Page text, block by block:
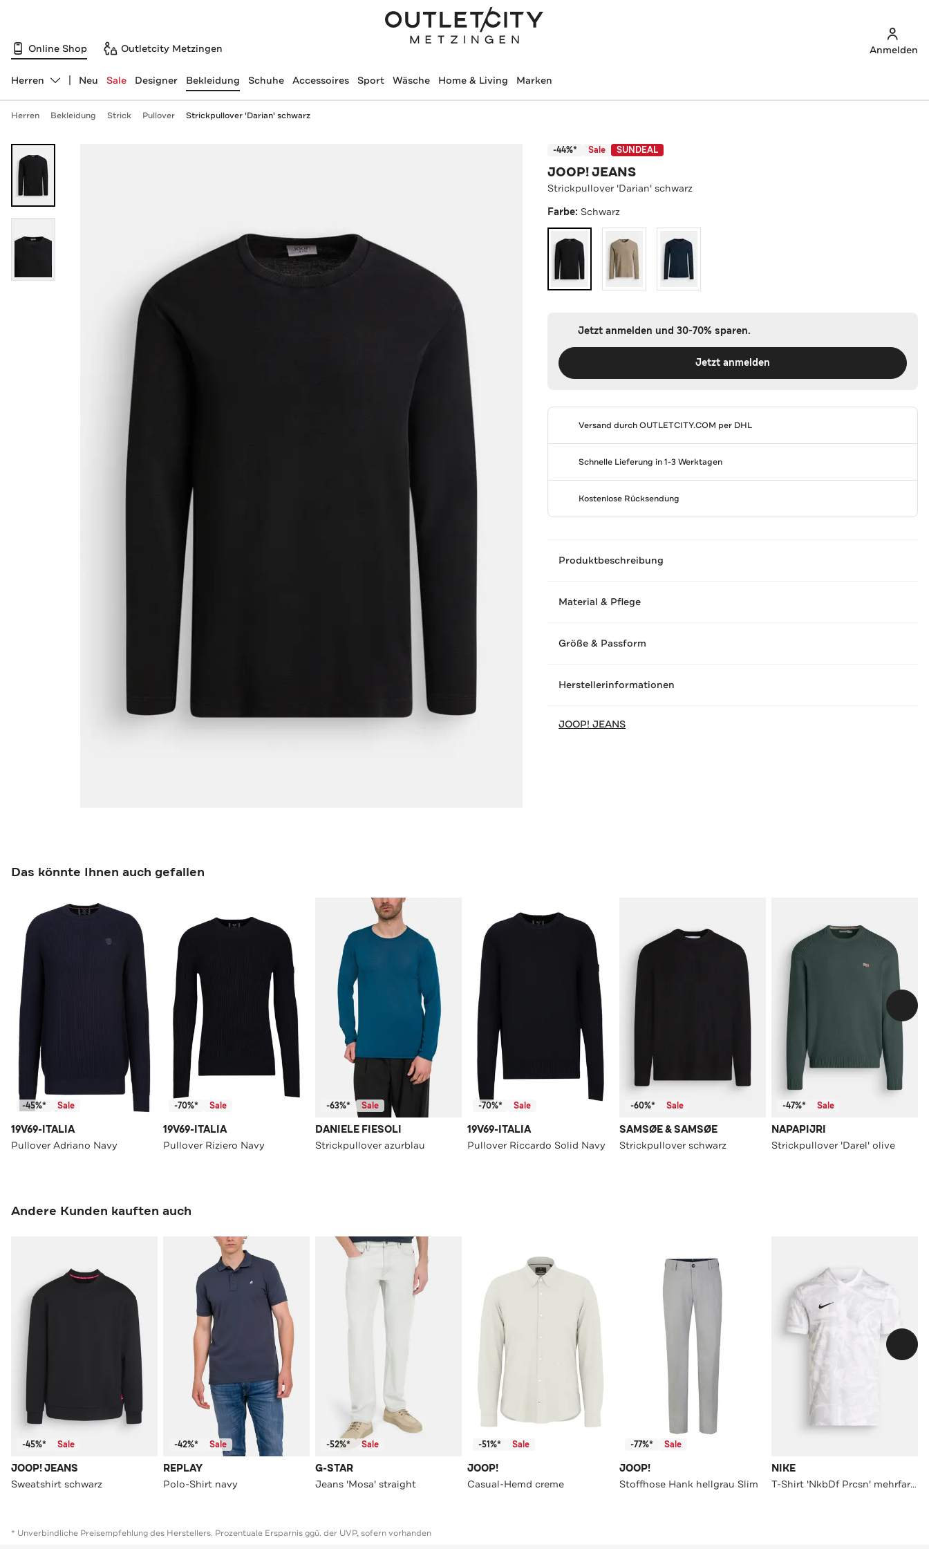
Online Shop Outletcity Metzingen Anmelden
Abteilung ändern, ausgewählt:
Herren Neu Sale Designer Bekleidung Schuhe Accessoires Sport Wäsche Home & Living Marken
Herren Bekleidung Strick Pullover Strickpullover 'Darian' schwarz
-44%* Sale SUNDEAL
JOOP! JEANS
Strickpullover 'Darian' schwarz
Farbe: Schwarz
Jetzt anmelden und 30-70% sparen.
Jetzt anmelden
Versand durchOUTLETCITY.COM per DHL
Schnelle Lieferung in 1-3 Werktagen
Kostenlose Rücksendung
Produktbeschreibung
Material & Pflege
Größe & Passform
Herstellerinformationen
JOOP! JEANS
Das könnte Ihnen auch gefallen
-45%* Sale
19V69-ITALIA
Pullover Adriano Navy
-70%* Sale
19V69-ITALIA
Pullover Riziero Navy
-63%* Sale
DANIELE FIESOLI
Strickpullover azurblau
-70%* Sale
19V69-ITALIA
Pullover Riccardo Solid Navy
-60%* Sale
SAMSØE & SAMSØE
Strickpullover schwarz
-47%* Sale
NAPAPIJRI
Strickpullover 'Darel' olive
Andere Kunden kauften auch
-45%* Sale
JOOP! JEANS
Sweatshirt schwarz
-42%* Sale
REPLAY
Polo-Shirt navy
-52%* Sale
G-STAR
Jeans 'Mosa' straight
-51%* Sale
JOOP!
Casual-Hemd creme
-77%* Sale
JOOP!
Stoffhose Hank hellgrau Slim
NIKE
T-Shirt 'NkbDf Prcsn' mehrfarbig
* Unverbindliche Preisempfehlung des Herstellers. Prozentuale Ersparnis ggü. der UVP, sofern vorhanden